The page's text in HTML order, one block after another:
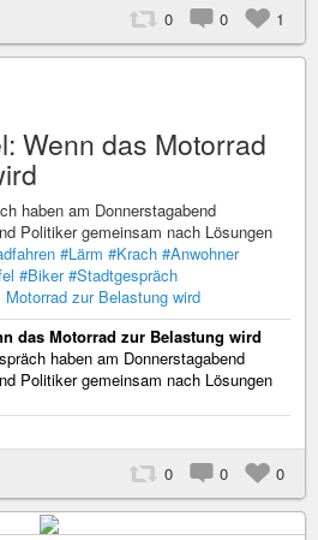
0 0 1
Wenn das Motorrad
haben am Donnerstagabend
Politiker gemeinsam nach Lösungen
#Lärm #Krach #Anwohner
#Biker #Stadtgespräch
zur Belastung wird
das Motorrad zur Belastung wird
haben am Donnerstagabend
Politiker gemeinsam nach Lösungen
0 0 0